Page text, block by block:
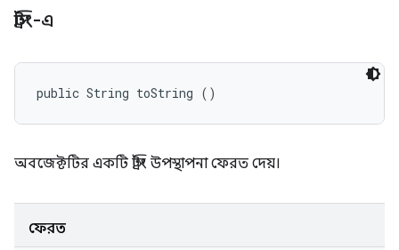
স্ট্রিং-এ
public String toString ()
অবজেক্টটির একটি স্ট্রিং উপস্থাপনা ফেরত দেয়।
ফেরত